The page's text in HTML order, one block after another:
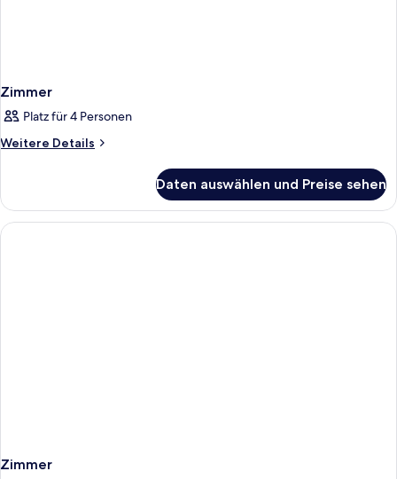
Zimmer
Platz für 4 Personen
Weitere Details
Weitere
Daten auswählen und Preise sehen
Zimmer